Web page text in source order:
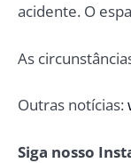
acidente. O
As
Outras notícias:
Siga nosso